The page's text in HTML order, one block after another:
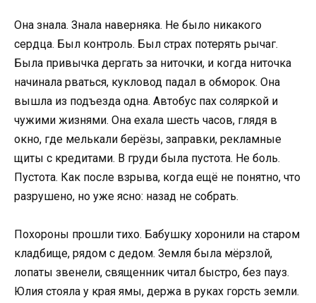
Она знала. Знала наверняка. Не было никакого
сердца. Был контроль. Был страх потерять рычаг.
Была привычка дергать за ниточки, и когда ниточка
начинала рваться, кукловод падал в обморок. Она
вышла из подъезда одна. Автобус пах соляркой и
чужими жизнями. Она ехала шесть часов, глядя в
окно, где мелькали берёзы, заправки, рекламные
щиты с кредитами. В груди была пустота. Не боль.
Пустота. Как после взрыва, когда ещё не понятно, что
разрушено, но уже ясно: назад не собрать.
Похороны прошли тихо. Бабушку хоронили на старом
кладбище, рядом с дедом. Земля была мёрзлой,
лопаты звенели, священник читал быстро, без пауз.
Юлия стояла у края ямы, держа в руках горсть земли.